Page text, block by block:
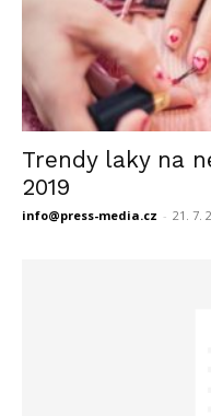
Trendy laky na
2019
info@press-media.cz - 21. 7.